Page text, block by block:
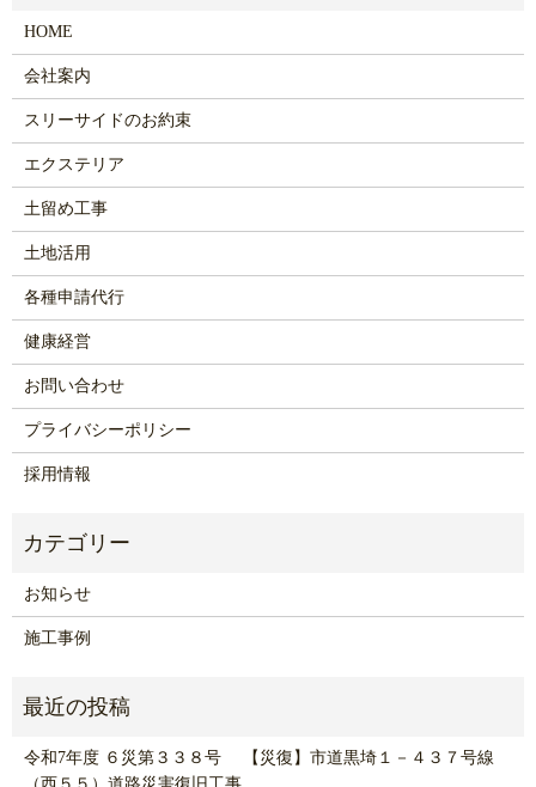
HOME
会社案内
スリーサイドのお約束
エクステリア
土留め工事
土地活用
各種申請代行
健康経営
お問い合わせ
プライバシーポリシー
採用情報
お知らせ
施工事例
令和7年度 ６災第３３８号 【災復】市道黒埼１－４３７号線